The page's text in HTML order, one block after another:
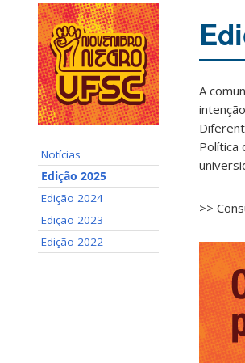
Notícias
Edição 2025
Edição 2024
Edição 2023
Edição 2022
A
Política
>>